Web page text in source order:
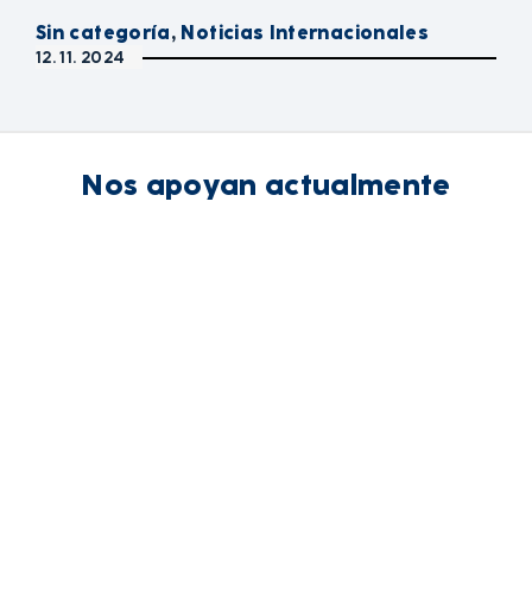
Sin categoría, Noticias Internacionales
12. 11. 2024
Nos apoyan actualmente